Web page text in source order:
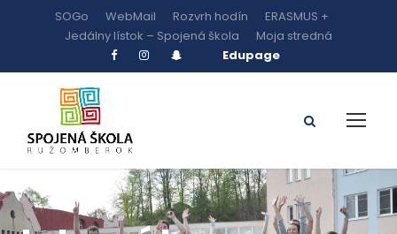
SOGo WebMail Rozvrh hodín
ERASMUS +
Jedálny lístok – Spojená škola
Moja stredná
Edupage